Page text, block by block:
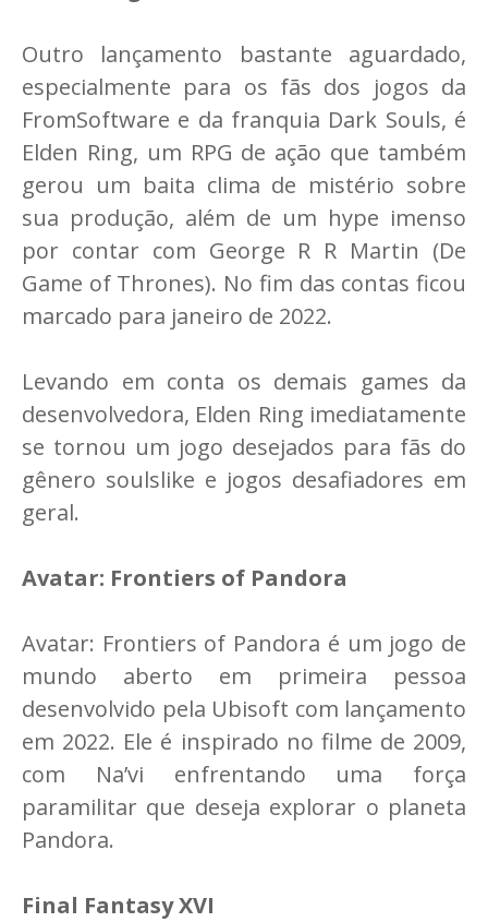
Outro lançamento bastante aguardado,
especialmente para os fãs dos jogos da
FromSoftware e da franquia Dark Souls, é
Elden Ring, um RPG de ação que também
gerou um baita clima de mistério sobre
sua produção, além de um hype imenso
por contar com George R R Martin (De
Game of Thrones). No fim das contas ficou
marcado para janeiro de 2022.
Levando em conta os demais games da
desenvolvedora, Elden Ring imediatamente
se tornou um jogo desejados para fãs do
gênero soulslike e jogos desafiadores em
geral.
Avatar: Frontiers of Pandora
Avatar: Frontiers of Pandora é um jogo de
mundo aberto em primeira pessoa
desenvolvido pela Ubisoft com lançamento
em 2022. Ele é inspirado no filme de 2009,
com Na’vi enfrentando uma força
paramilitar que deseja explorar o planeta
Pandora.
Final Fantasy XVI